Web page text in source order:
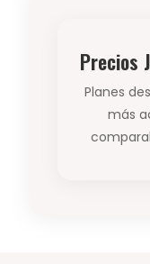
Precios
Planes
más